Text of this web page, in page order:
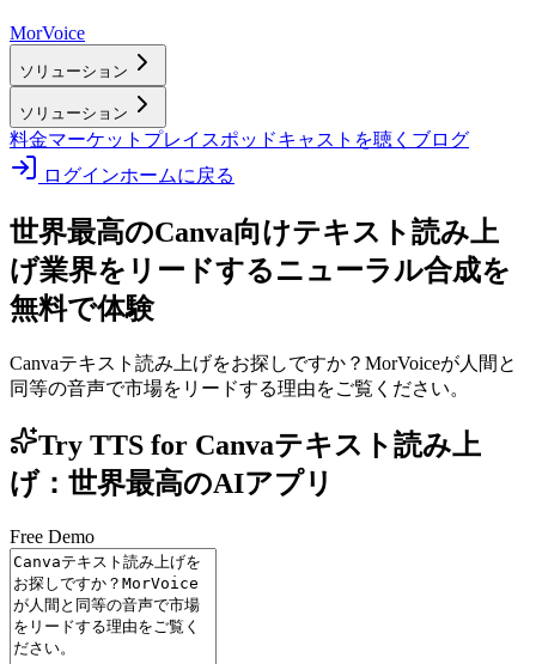
MorVoice
ソリューション
ソリューション
料金マーケットプレイスポッドキャストを聴く ブログ
ログインホームに戻る
世界最高のCanva向けテキスト読み上
げ業界をリードするニューラル合成を
無料で体験
Canvaテキスト読み上げをお探しですか？MorVoiceが人間と
同等の音声で市場をリードする理由をご覧ください。
Try TTS for Canvaテキスト読み上
げ：世界最高のAIアプリ
Free Demo